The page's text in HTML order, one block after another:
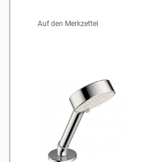
Auf den Merkzettel